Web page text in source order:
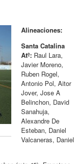
Alineaciones:
Santa Catalina
Atº: Raul Lara,
Javier Moreno,
Ruben Rogel,
Antonio Pol, Aitor
Jover, Jose A
Belinchon, David
Sanahuja,
Alexandre De
Esteban, Daniel
Valcaneras, Daniel